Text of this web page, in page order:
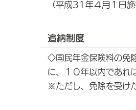
（平成31年４月１日施
追納制度
◇国民年金保険料の免
に、１０年以内であれ
※ただし、免除を受け